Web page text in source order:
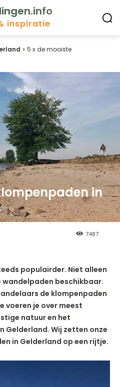
inspiratie
5 x de mooiste
in
7487
populairder. Niet alleen
wandelpaden beschikbaar.
de klompenpaden
voeren je over meest
natuur en het
Gelderland. Wij zetten onze
in Gelderland op een rijtje.